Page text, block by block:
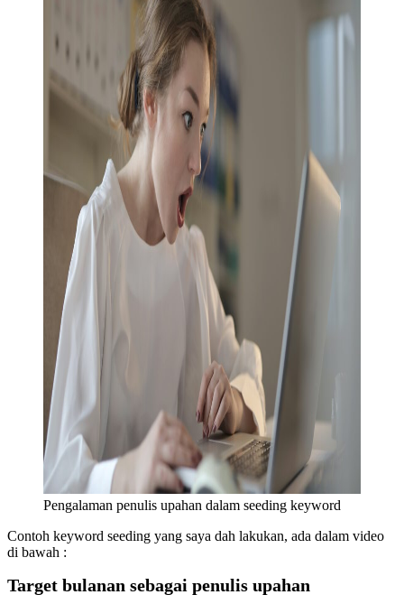
Pengalaman penulis upahan dalam seeding keyword
Contoh keyword seeding yang saya dah lakukan, ada dalam video
di bawah :
Target bulanan sebagai penulis upahan